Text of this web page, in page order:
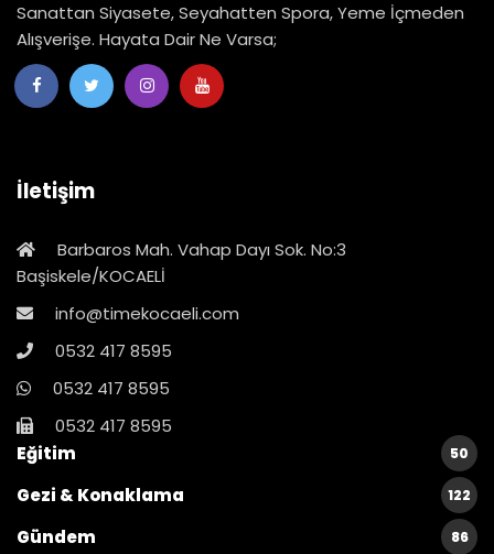
Sanattan Siyasete, Seyahatten Spora, Yeme İçmeden
Alışverişe. Hayata Dair Ne Varsa;
İletişim
Barbaros Mah. Vahap Dayı Sok. No:3
Başiskele/KOCAELİ
info@timekocaeli.com
0532 417 8595
0532 417 8595
0532 417 8595
Eğitim
50
Gezi & Konaklama 122
Gündem 86